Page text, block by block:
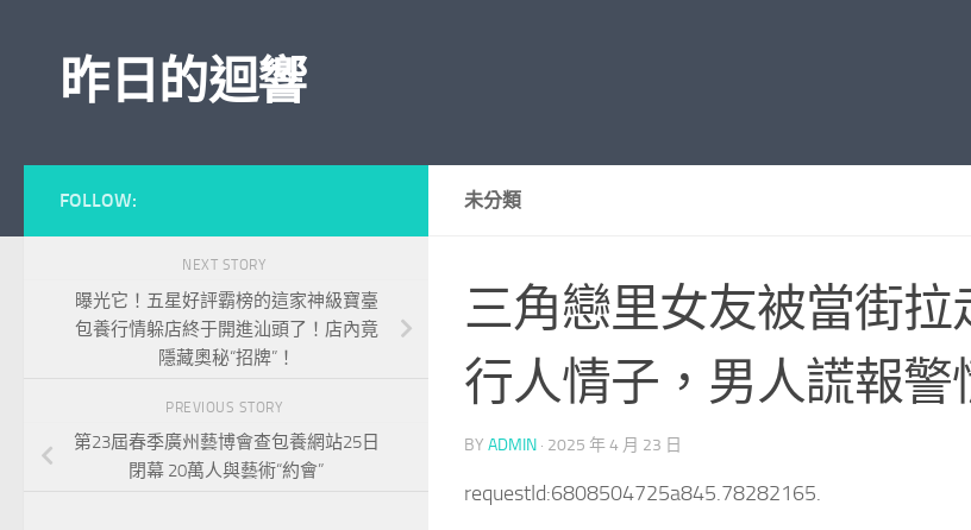
昨日的迴響
未分類
三角戀里女友被當街拉
行人情子，男人謊報警
BY ADMIN · 2025 年 4 月 23 日
requestId:6808504725a845.78282165.
FOLLOW:
NEXT STORY
曝光它！五星好評霸榜的這家神級寶臺
包養行情躲店終于開進汕頭了！店內竟
隱藏奧秘“招牌”！
PREVIOUS STORY
第23屆春季廣州藝博會查包養網站25日
閉幕 20萬人與藝術“約會”